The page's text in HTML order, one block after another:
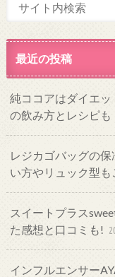
最近の投稿
純ココアはダイエ
の飲み方とレシピも
レジカゴバッグの
い方やリュック型も
スイートプラス
た感想と口コミも!
インフルエンサー